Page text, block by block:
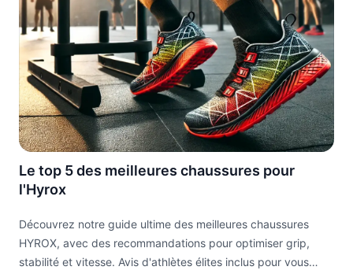
Le top 5 des meilleures chaussures pour
l'Hyrox
Découvrez notre guide ultime des meilleures chaussures
HYROX, avec des recommandations pour optimiser grip,
stabilité et vitesse. Avis d'athlètes élites inclus pour vous